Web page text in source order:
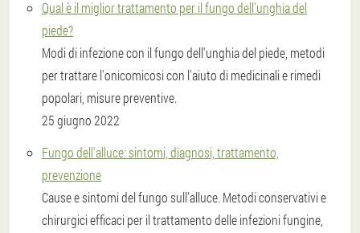
Qual è il miglior trattamento per il fungo dell'unghia del
piede?
Modi di infezione con il fungo dell'unghia del piede, metodi
per trattare l'onicomicosi con l'aiuto di medicinali e rimedi
popolari, misure preventive.
25 giugno 2022
Fungo dell'alluce: sintomi, diagnosi, trattamento,
prevenzione
Cause e sintomi del fungo sull'alluce. Metodi conservativi e
chirurgici efficaci per il trattamento delle infezioni fungine,